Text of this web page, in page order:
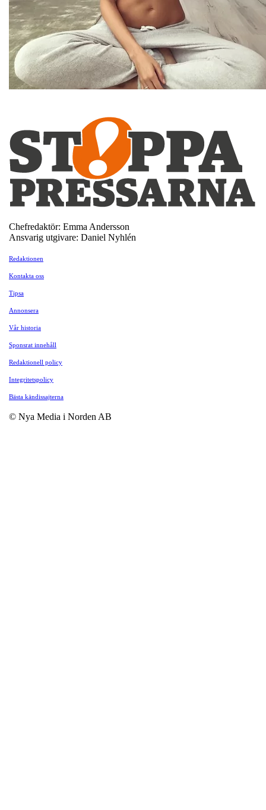
Chefredaktör: Emma Andersson
Ansvarig utgivare: Daniel Nyhlén
Redaktionen
Kontakta oss
Tipsa
Annonsera
Vår historia
Sponsrat innehåll
Redaktionell policy
Integritetspolicy
Bästa kändissajterna
© Nya Media i Norden AB